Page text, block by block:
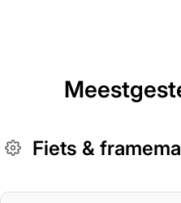
Fiets &